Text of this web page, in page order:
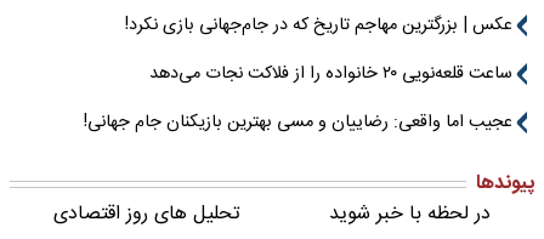
عکس | بزرگترین مهاجم تاریخ که در جام‌جهانی بازی نکرد!
ساعت قلعه‌نویی ۲۰ خانواده را از فلاکت نجات می‌دهد
عجیب اما واقعی: رضاییان و مسی بهترین بازیکنان جام جهانی!
پیوندها
در لحظه با خبر شوید
تحلیل های روز اقتصادی